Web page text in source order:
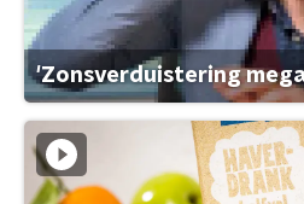
'Zonsverduistering